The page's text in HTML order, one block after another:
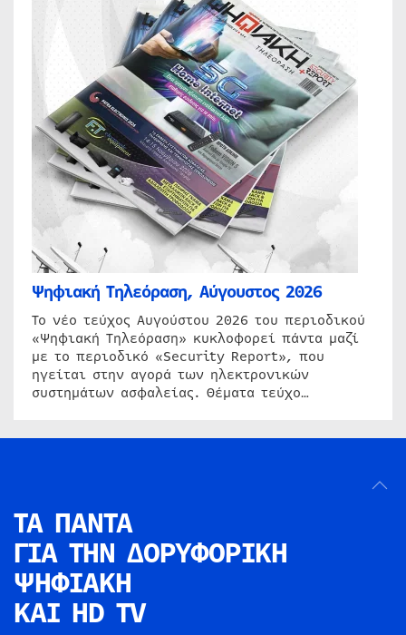
Ψηφιακή Τηλεόραση, Αύγουστος 2026
Το νέο τεύχος Αυγούστου 2026 του περιοδικού
«Ψηφιακή Τηλεόραση» κυκλοφορεί πάντα μαζί
με το περιοδικό «Security Report», που
ηγείται στην αγορά των ηλεκτρονικών
συστημάτων ασφαλείας. Θέματα τεύχο…
ΤΑ ΠΑΝΤΑ
ΓΙΑ ΤΗΝ ΔΟΡΥΦΟΡΙΚΗ
ΨΗΦΙΑΚΗ
ΚΑΙ HD TV